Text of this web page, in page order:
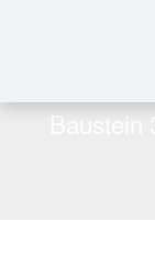
Baustein